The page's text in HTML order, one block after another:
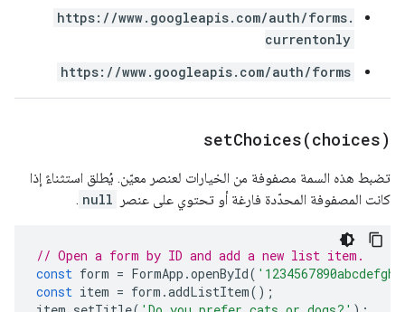
https://www.googleapis.com/auth/forms.
currentonly
https://www.googleapis.com/auth/forms
setChoices(choices)
تضبط هذه السمة مصفوفة من الخيارات لعنصر معيّن. يُطلق استثناءً إذا
كانت المصفوفة المحدّدة فارغة أو تحتوي على عنصر
null
.
// Open a form by ID and add a new list item.
const form = FormApp .openById(
const item = form .addListItem();